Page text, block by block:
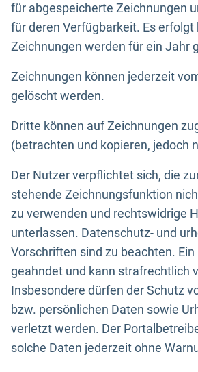
für abgespeicherte Zeichnungen
für deren Verfügbarkeit. Es erfolgt
Zeichnungen werden für ein Jahr
Zeichnungen können jederzeit
gelöscht werden.
Dritte können auf Zeichnungen
(betrachten und kopieren, jedoch
Der Nutzer verpflichtet sich, die
stehende Zeichnungsfunktion
zu verwenden und rechtswidrige
unterlassen. Datenschutz- und
Vorschriften sind zu beachten.
geahndet und kann strafrechtlich
Insbesondere dürfen der Schutz
bzw. persönlichen Daten sowie
verletzt werden. Der
solche Daten jederzeit ohne